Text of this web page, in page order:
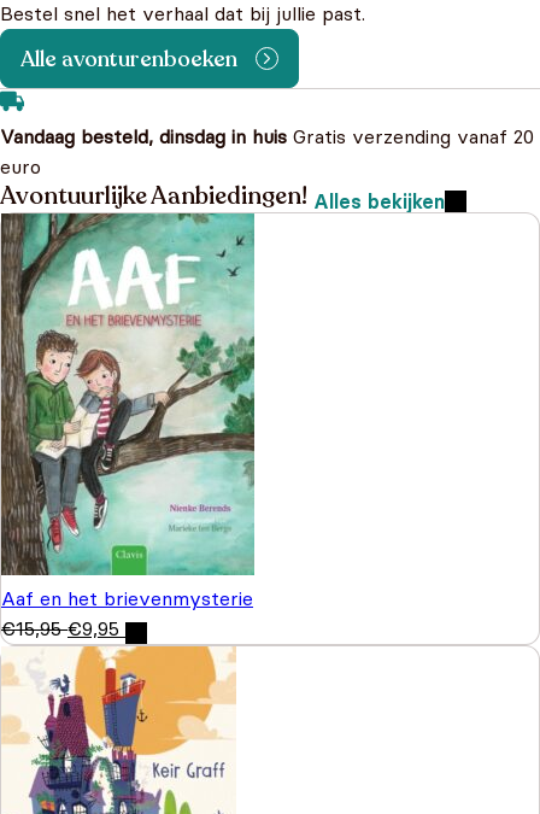
Bestel snel het verhaal dat bij jullie past.
Alle avonturenboeken
Vandaag besteld, dinsdag in huis Gratis verzending vanaf 20
euro
Avontuurlijke Aanbiedingen! Alles bekijken
Aaf en het brievenmysterie
€15,95 €9,95